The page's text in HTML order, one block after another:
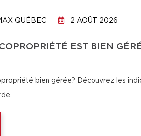
QUÉBEC 2 AOÛT 2026
EST BIEN
bien gérée? Découvrez les